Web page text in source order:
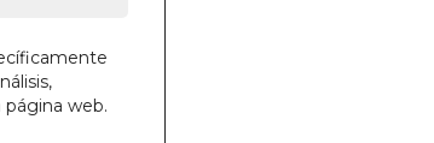
web.